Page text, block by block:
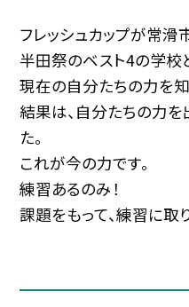
フレッシュカップが常滑
半田祭のベスト4の学校
現在の自分たちの力を
結果は、自分たちの力
た。
これが今の力です。
練習あるのみ！
課題をもって、練習に取